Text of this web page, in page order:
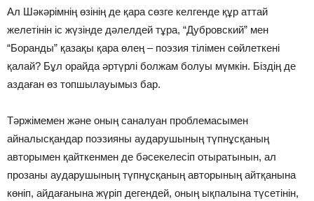
Ал Шәкәрімнің өзінің де қара сөзге келгенде құр аттай
желетінін іс жүзінде дәлелдей тұра, “Дубровский” мен
“Боранды” қазақы қара өлең – поэзия тілімен сөйлеткені
қалай? Бұл орайда әртүрлі болжам болуы мүмкін. Біздің де
аздаған өз топшылауымыз бар.
Тәржімемен және оның саналуан проблемасымен
айналысқандар поэзияны ауда­рушының түпнұсқаның
авторымен қайткенмен де бәсекелесіп отыратынын, ал
прозаны аударушының түпнұсқаның авторының айтқанына
көніп, айдағанына жүріп дегендей, оның ықпалына түсетінін,